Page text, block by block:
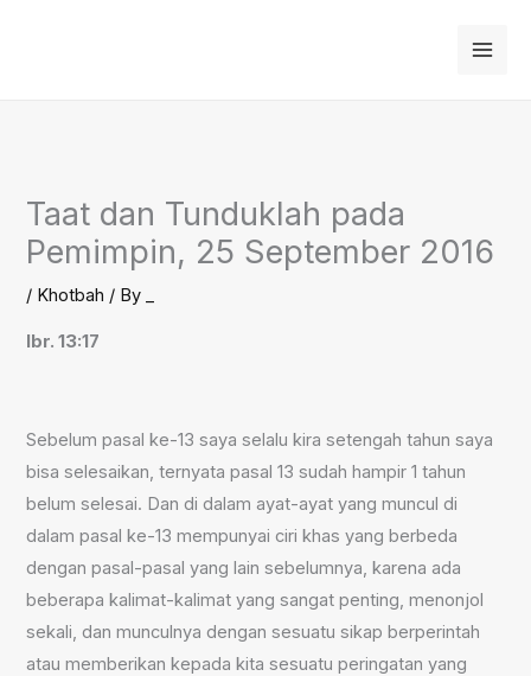
Taat dan Tunduklah pada
Pemimpin, 25 September 2016
/ Khotbah / By
Ibr. 13:17
Sebelum pasal ke-13 saya selalu kira setengah tahun saya
bisa selesaikan, ternyata pasal 13 sudah hampir 1 tahun
belum selesai. Dan di dalam ayat-ayat yang muncul di
dalam pasal ke-13 mempunyai ciri khas yang berbeda
dengan pasal-pasal yang lain sebelumnya, karena ada
beberapa kalimat-kalimat yang sangat penting, menonjol
sekali, dan munculnya dengan sesuatu sikap berperintah
atau memberikan kepada kita sesuatu peringatan yang